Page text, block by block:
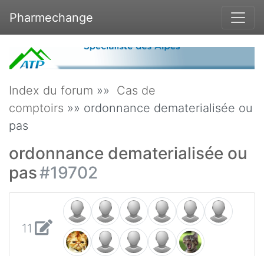
Pharmechange
Index du forum »» Cas de
comptoirs »» ordonnance dematerialisée ou
pas
ordonnance dematerialisée ou
pas#19702
11